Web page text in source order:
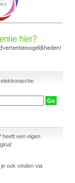
heeft een eigen
ook vinden via